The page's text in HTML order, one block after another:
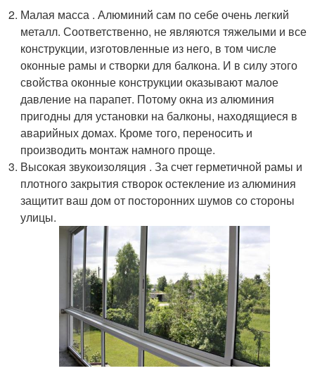
Малая масса . Алюминий сам по себе очень легкий
металл. Соответственно, не являются тяжелыми и все
конструкции, изготовленные из него, в том числе
оконные рамы и створки для балкона. И в силу этого
свойства оконные конструкции оказывают малое
давление на парапет. Потому окна из алюминия
пригодны для установки на балконы, находящиеся в
аварийных домах. Кроме того, переносить и
производить монтаж намного проще.
Высокая звукоизоляция . За счет герметичной рамы и
плотного закрытия створок остекление из алюминия
защитит ваш дом от посторонних шумов со стороны
улицы.